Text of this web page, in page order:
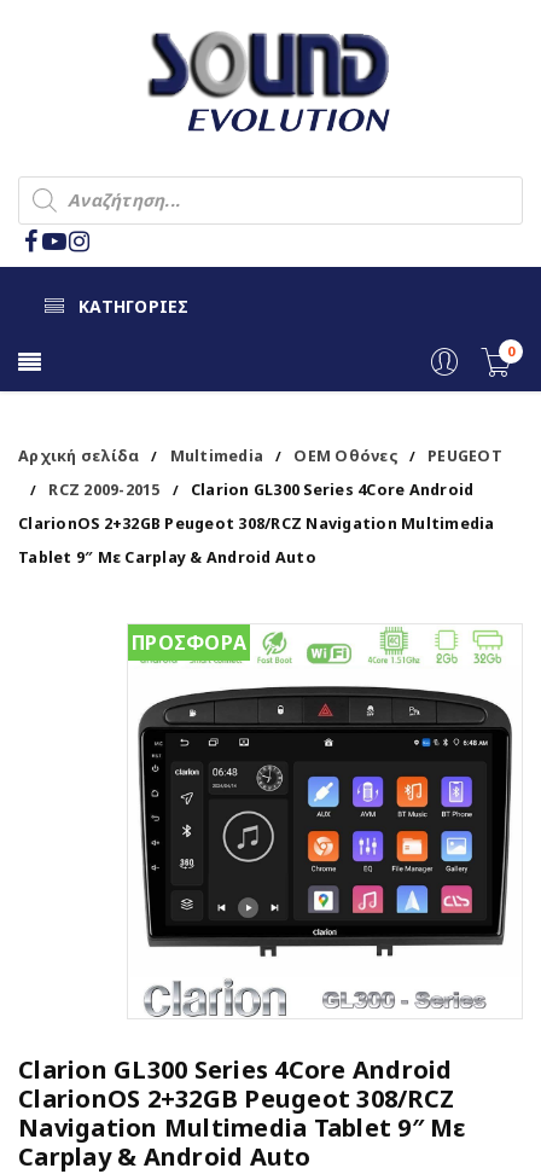
ΚΑΤΗΓΟΡΙΕΣ
0
Αρχική σελίδα / Multimedia / OEM Οθόνες / PEUGEOT
/ RCZ 2009-2015 /
Clarion GL300 Series 4Core Android
ClarionOS 2+32GB Peugeot 308/RCZ Navigation Multimedia
Tablet 9″ Με Carplay & Android Auto
ΠΡΟΣΦΟΡΑ
Clarion GL300 Series 4Core Android
ClarionOS 2+32GB Peugeot 308/RCZ
Navigation Multimedia Tablet 9″ Με
Carplay & Android Auto